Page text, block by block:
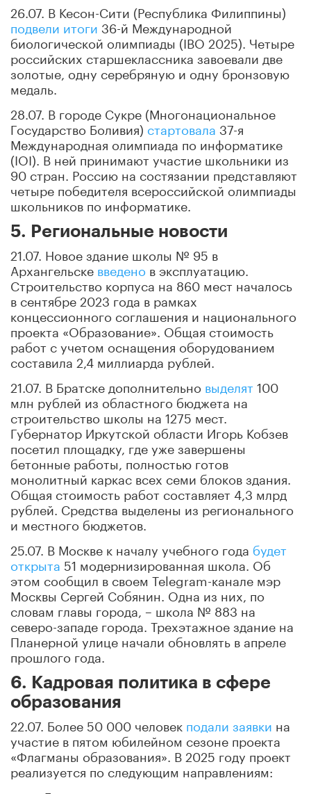
26.07. В Кесон-Сити (Республика Филиппины)
подвели итоги 36-й Международной
биологической олимпиады (IBO 2025). Четыре
российских старшеклассника завоевали две
золотые, одну серебряную и одну бронзовую
медаль.
28.07. В городе Сукре (Многонациональное
Государство Боливия) стартовала 37-я
Международная олимпиада по информатике
(IOI). В ней принимают участие школьники из
90 стран. Россию на состязании представляют
четыре победителя всероссийской олимпиады
школьников по информатике.
5. Региональные новости
21.07. Новое здание школы № 95 в
Архангельске введено в эксплуатацию.
Строительство корпуса на 860 мест началось
в сентябре 2023 года в рамках
концессионного соглашения и национального
проекта «Образование». Общая стоимость
работ с учетом оснащения оборудованием
составила 2,4 миллиарда рублей.
21.07. В Братске дополнительно выделят100
млн рублей из областного бюджета на
строительство школы на 1275 мест.
Губернатор Иркутской области Игорь Кобзев
посетил площадку, где уже завершены
бетонные работы, полностью готов
монолитный каркас всех семи блоков здания.
Общая стоимость работ составляет 4,3 млрд
рублей. Средства выделены из регионального
и местного бюджетов.
25.07. В Москве к началу учебного года будет
открыта 51 модернизированная школа. Об
этом сообщил в своем Telegram-канале мэр
Москвы Сергей Собянин. Одна из них, по
словам главы города, – школа № 883 на
северо-западе города. Трехэтажное здание на
Планерной улице начали обновлять в апреле
прошлого года.
6. Кадровая политика в сфере
образования
22.07. Более 50 000 человек подали заявки на
участие в пятом юбилейном сезоне проекта
«Флагманы образования». В 2025 году проект
реализуется по следующим направлениям: